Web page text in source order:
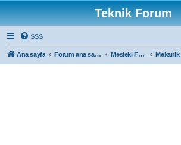
Teknik Forum
SSS
Ana sayfa Forum ana sayfa Mesleki Forumlar